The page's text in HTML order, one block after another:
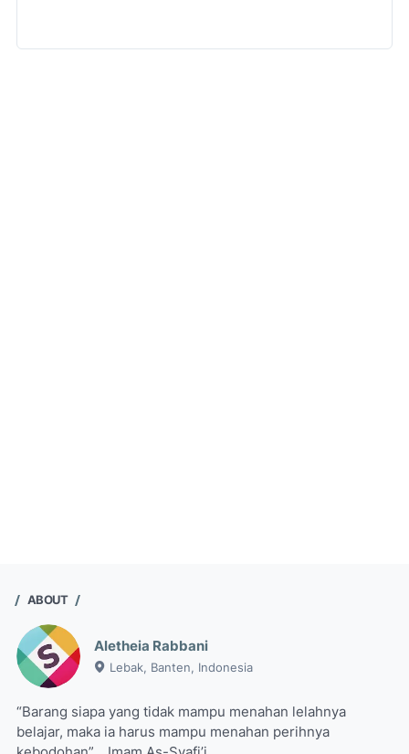
ABOUT
Aletheia Rabbani
Lebak, Banten, Indonesia
“Barang siapa yang tidak mampu menahan lelahnya
belajar, maka ia harus mampu menahan perihnya